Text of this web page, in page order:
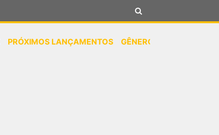
PRÓXIMOS LANÇAMENTOS GÊNEROS